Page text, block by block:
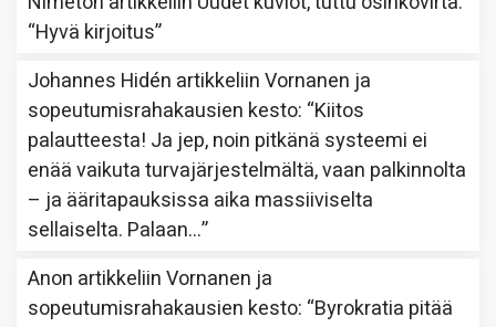
“Hyvä kirjoitus”
Johannes Hidén artikkeliinVornanen ja
sopeutumisrahakausien kesto: “Kiitos
palautteesta! Ja jep, noin pitkänä systeemi ei
enää vaikuta turvajärjestelmältä, vaan palkinnolta
– ja ääritapauksissa aika massiiviselta
sellaiselta. Palaan…”
Anon artikkeliinVornanen ja
sopeutumisrahakausien kesto: “Byrokratia pitää